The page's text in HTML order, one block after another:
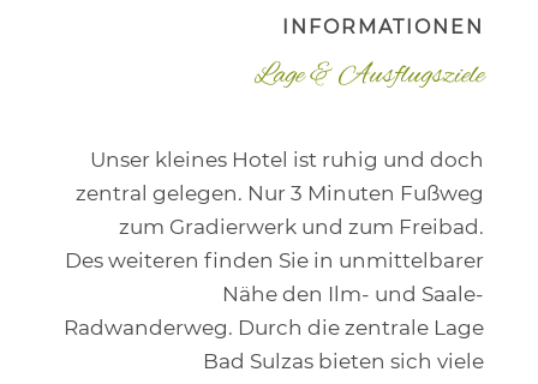
INFORMATIONEN
Lage & Ausflugsziele
Unser kleines Hotel ist ruhig und doch
zentral gelegen. Nur 3 Minuten Fußweg
zum Gradierwerk und zum Freibad.
Des weiteren finden Sie in unmittelbarer
Nähe den Ilm- und Saale-
Radwanderweg. Durch die zentrale Lage
Bad Sulzas bieten sich viele